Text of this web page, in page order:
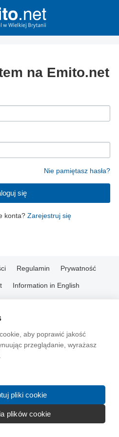
aby poprawić jakość
przeglądanie, wyrażasz
pliki cookie
plików cookie
na Emito.net
Nie pamiętasz hasła?
się
konta? Zarejestruj się
Regulamin Prywatność
Information in English